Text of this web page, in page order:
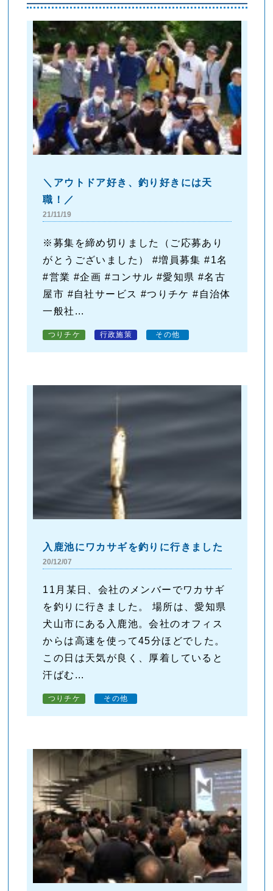
＼アウトドア好き、釣り好きには天
職！／
21/11/19
※募集を締め切りました（ご応募あり
がとうございました） #増員募集 #1名
#営業 #企画 #コンサル #愛知県 #名古
屋市 #自社サービス #つりチケ #自治体
一般社...
つりチケ 行政施策 その他
入鹿池にワカサギを釣りに行きました
20/12/07
11月某日、会社のメンバーでワカサギ
を釣りに行きました。 場所は、愛知県
犬山市にある入鹿池。会社のオフィス
からは高速を使って45分ほどでした。
この日は天気が良く、厚着していると
汗ばむ...
つりチケ その他